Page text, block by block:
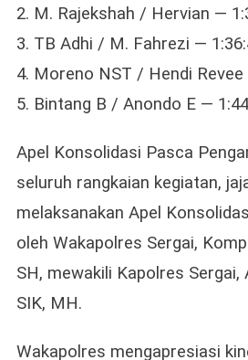
2. M. Rajekshah / Hervian —
3. TB Adhi / M. Fahrezi —
4. Moreno NST / Hendi Revee
5. Bintang B / Anondo E —
Apel Konsolidasi Pasca
seluruh rangkaian kegiatan,
melaksanakan Apel
oleh Wakapolres Sergai,
SH, mewakili Kapolres Sergai,
SIK, MH.
Wakapolres mengapresiasi